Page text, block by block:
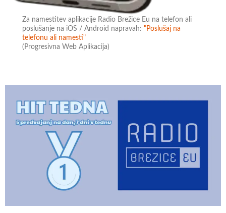
Za namestitev aplikacije Radio Brežice Eu na telefon ali
poslušanje na iOS / Android napravah:"Poslušaj na
telefonu ali namesti"
(Progresivna Web Aplikacija)